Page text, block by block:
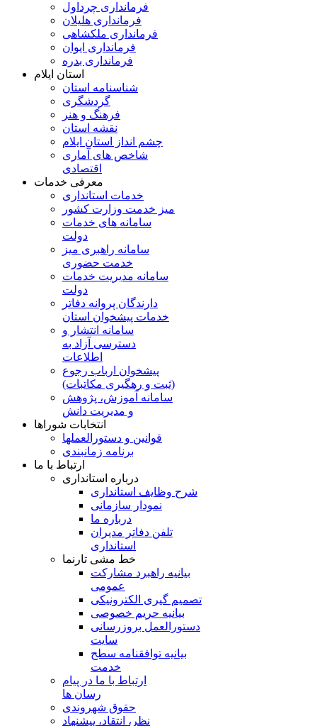
فرمانداری چرداول
فرمانداری هلیلان
فرمانداری ملکشاهی
فرمانداری ایوان
فرمانداری بدره
استان ایلام
شناسنامه استان
گردشگری
فرهنگ و هنر
نقشه استان
چشم انداز استان ایلام
شاخص های آماری
اقتصادی
معرفی خدمات
خدمات استانداری
میز خدمت وزارت کشور
سامانه های خدمات
دولت
سامانه راهبری میز
خدمت حضوری
سامانه مدیریت خدمات
دولت
دارندگان پروانه دفاتر
خدمات پیشخوان استان
سامانه انتشار و
دسترسی آزاد به
اطلاعات
پیشخوان ارباب رجوع
(ثبت و رهگیری مکاتبات)
سامانه آموزش، پژوهش
و مدیریت دانش
انتخابات شوراها
قوانین و دستورالعملها
برنامه زمانبندی
ارتباط با ما
درباره استانداری
شرح وظایف استانداری
نمودار سازمانی
درباره ما
تلفن دفاتر مدیران
استانداری
خط مشی تارنما
بیانیه راهبرد مشارکت
عمومی
تصمیم گیری الکترونیکی
بیانیه حریم خصوصی
دستورالعمل بروزرسانی
سایت
بیانیه توافقنامه سطح
خدمت
ارتباط با ما در پیام
رسان ها
حقوق شهروندی
نظر، انتقاد، پیشنهاد